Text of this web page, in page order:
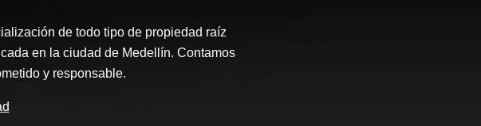
de todo tipo de propiedad raíz
en la ciudad de Medellín. Contamos
y responsable.